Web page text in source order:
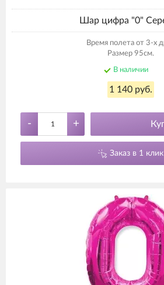
Шар цифра "0"
Время полета от 3-х
Размер 95см.
В наличии
1 140 руб.
- +
Заказ в 1 клик